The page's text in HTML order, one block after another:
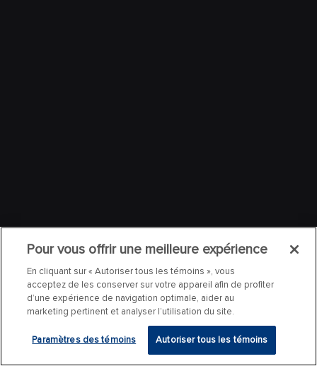
Pour vous offrir une meilleure expérience
En cliquant sur « Autoriser tous les témoins », vous
acceptez de les conserver sur votre appareil afin de profiter
d’une expérience de navigation optimale, aider au
marketing pertinent et analyser l’utilisation du site.
Paramètres des témoins Autoriser tous les témoins